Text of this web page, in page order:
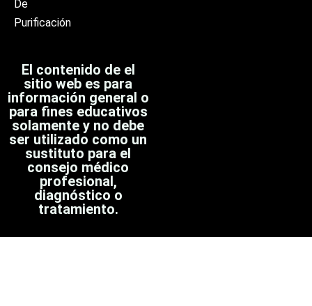
De
Purificación
El contenido de el
sitio web es para
información general o
para fines educativos
solamente y no debe
ser utilizado como un
sustituto para el
consejo médico
profesional,
diagnóstico o
tratamiento.